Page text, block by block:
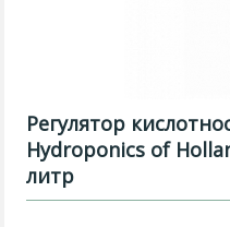
Регулятор
Hydroponics of
литр